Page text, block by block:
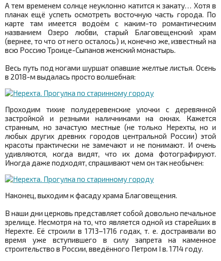
А тем временем солнце неуклонно катится к закату… Хотя в
планах ещё успеть осмотреть восточную часть города. По
карте там имеется водоём с каким-то романтическим
названием Озеро любви, старый Благовещенский храм
(вернее, то что от него осталось) и, конечно же, известный на
всю Россию Троице-Сыпанов женский монастырь.
Весь путь под ногами шуршат опавшие желтые листья. Осень
в 2018-м выдалась просто волшебная:
Проходим тихие полудеревенские улочки с деревянной
застройкой и резными наличниками на окнах. Кажется
странным, но зачастую местные (не только Нерехты, но и
любых других древних городов центральной России) этой
красоты практически не замечают и не понимают. И очень
удивляются, когда видят, что их дома фотографируют.
Иногда даже подходят, спрашивают чем он так необычен:
Наконец, выходим к фасаду храма Благовещения.
В наши дни церковь представляет собой довольно печальное
зрелище. Несмотря на то, что является одной из старейших в
Нерехте. Её строили в 1713–1716 годах, т. е. достраивали во
время уже вступившего в силу запрета на каменное
строительство в России, введённого Петром I в. 1714 году.